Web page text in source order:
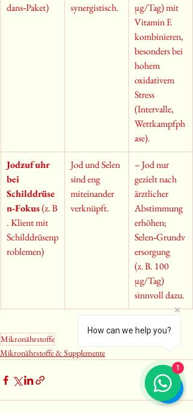
dans‑Paket)
synergistisch.
µg/Tag) mit
Vitamin E
kombinieren,
besonders bei
hohem
oxidativem
Stress
(Intervalle,
Wettkampfph
ase).
Jodzufuhr
bei
Schilddrüse
n‑Fokus (z. B
. Klient mit
Schilddrüsenp
roblemen)
Jod und Selen
sind eng
miteinander
verknüpft.
– Jod nur
gezielt nach
ärztlicher
Abstimmung
erhöhen;
Selen‑Grundv
ersorgung
(z. B. 100
µg/Tag)
sinnvoll dazu.
Mikronährstoffe
Mikronährstoffe & Supplemente
How can we help you?
1